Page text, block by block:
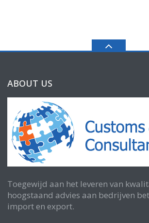
ABOUT US
Toegewijd aan het leveren van
hoogstaand advies aan bedrijven
import en export.